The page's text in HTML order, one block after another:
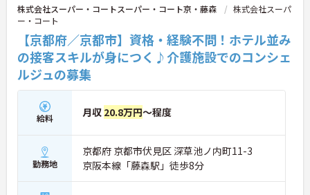
イスター手当（最大月2万円）」のほか、資格取得
支援制度も完備。働きながら確かなキャリアと収入
アップを目指せる環境が整っています。
株式会社スーパー・コートスーパー・コート京・藤森
株式会社スーパ
ー・コート
【京都府／京都市】資格・経験不問！ホテル並み
の接客スキルが身につく♪介護施設でのコンシェ
ルジュの募集
給料 月収 20.8万円～程度
勤務地
京都府 京都市伏見区 深草池ノ内町11-3
京阪本線「藤森駅」徒歩8分